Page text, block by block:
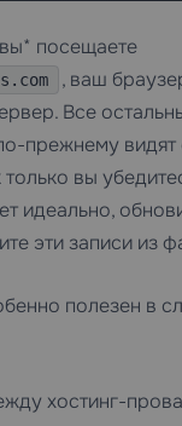
посещаете
, ваш
Все
прежнему
только вы
идеально,
эти записи из
полезен в
хостинг-